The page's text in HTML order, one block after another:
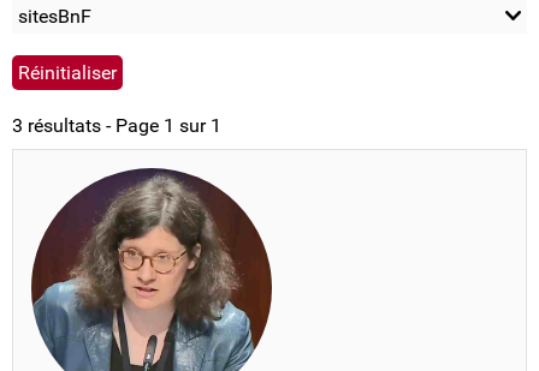
sitesBnF
3 résultats - Page 1 sur 1